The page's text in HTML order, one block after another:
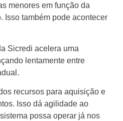
menores em função da
Isso também pode acontecer
Sicredi acelera uma
lentamente entre
recursos para aquisição e
Isso dá agilidade ao
possa operar já nos